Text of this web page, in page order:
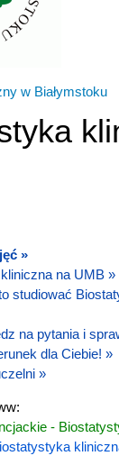
w Białymstoku
»
na UMB »
studiować
na pytania i
dla Ciebie! »
»
-